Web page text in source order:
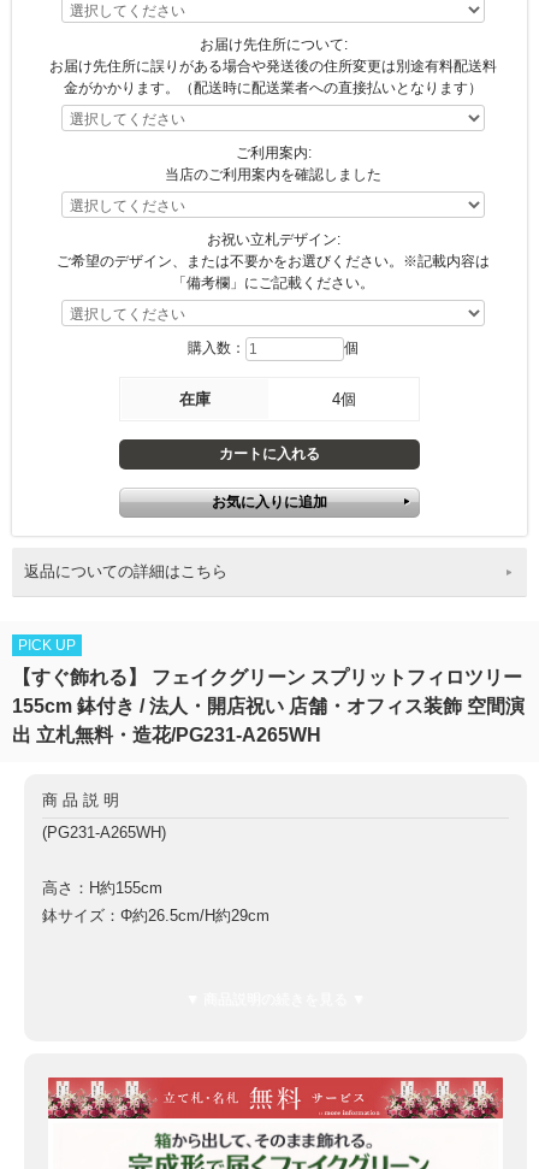
お届け先住所について:
お届け先住所に誤りがある場合や発送後の住所変更は別途有料配送料
金がかかります。（配送時に配送業者への直接払いとなります）
ご利用案内:
当店のご利用案内を確認しました
お祝い立札デザイン:
ご希望のデザイン、または不要かをお選びください。※記載内容は
「備考欄」にご記載ください。
購入数： 個
在庫 4個
返品についての詳細はこちら
PICK UP
【すぐ飾れる】 フェイクグリーン スプリットフィロツリー
155cm 鉢付き / 法人・開店祝い 店舗・オフィス装飾 空間演
出 立札無料・造花/PG231-A265WH
商品説明
(PG231-A265WH)
高さ：H約155cm
鉢サイズ：Φ約26.5cm/H約29cm